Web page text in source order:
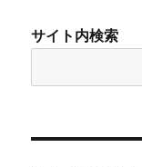
ペ
ー
ジ
サイト内検索